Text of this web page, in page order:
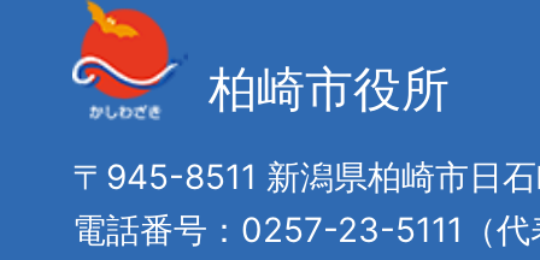
柏崎市役所
〒945-8511 新潟県柏崎市日
電話番号：0257-23-5111（代